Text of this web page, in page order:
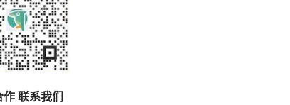
作 联系我们